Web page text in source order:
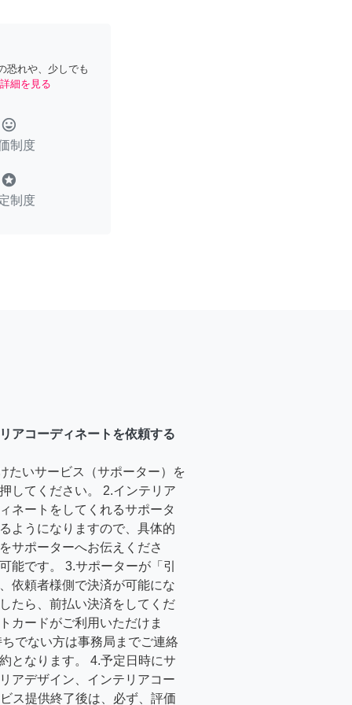
恐れや、少しでも
詳細を見る
tag_faces
制度
stars
制度
アコーディネートを依頼する
たいサービス（サポーター）を
してください。 2.インテリア
ネートをしてくれるサポータ
ようになりますので、具体的
サポーターへお伝えくださ
能です。 3.サポーターが「引
依頼者様側で決済が可能にな
たら、前払い決済をしてくだ
カードがご利用いただけま
でない方は事務局までご連絡
となります。 4.予定日時にサ
アデザイン、インテリアコー
ス提供終了後は、必ず、評価